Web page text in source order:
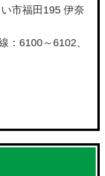
市福田195 伊奈
：6100～6102、